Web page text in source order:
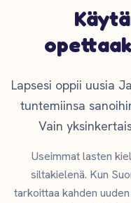
Lapsesi oppii uusia
tuntemiinsa
Vain
Useimmat lasten
siltakielenä. Kun
tarkoittaa kahden